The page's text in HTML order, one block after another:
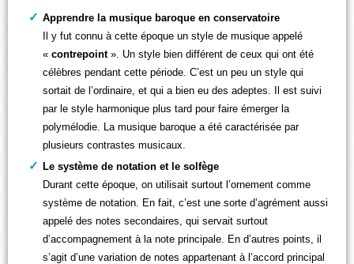
Apprendre la musique baroque en conservatoire
Il y fut connu à cette époque un style de musique appelé
«contrepoint». Un style bien différent de ceux qui ont été
célèbres pendant cette période. C’est un peu un style qui
sortait de l’ordinaire, et qui a bien eu des adeptes. Il est suivi
par le style harmonique plus tard pour faire émerger la
polymélodie. La musique baroque a été caractérisée par
plusieurs contrastes musicaux.
Le système de notation et le solfège
Durant cette époque, on utilisait surtout l’ornement comme
système de notation. En fait, c’est une sorte d’agrément aussi
appelé des notes secondaires, qui servait surtout
d’accompagnement à la note principale. En d’autres points, il
s’agit d’une variation de notes appartenant à l’accord principal